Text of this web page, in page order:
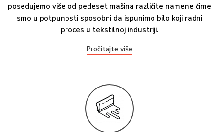
posedujemo više od pedeset mašina različite namene čime
smo u potpunosti sposobni da ispunimo bilo koji radni
proces u tekstilnoj industriji.
Pročitajte više